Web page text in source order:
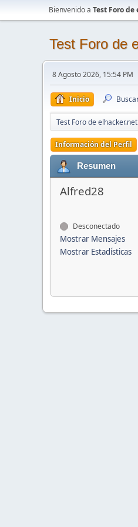
Bienvenido a Test Foro de
Test Foro de
8 Agosto 2026, 15:54 PM
Inicio
Test Foro de elhacker.net
Información del Perfil
Resumen
Alfred28
Desconectado
Mostrar Mensajes
Mostrar Estadísticas